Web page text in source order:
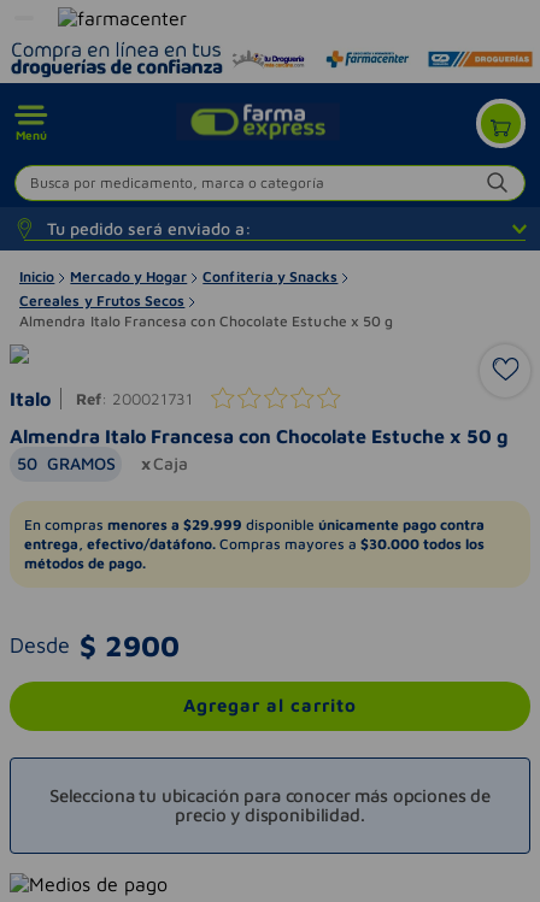
Menú
Busca por medicamento, marca o categoría
Tu pedido será enviado a:
Inicio Mercado y Hogar
Confitería y Snacks
Cereales y Frutos Secos
Almendra Italo Francesa con Chocolate Estuche x 50 g
Italo Ref: 200021731
Almendra Italo Francesa con Chocolate Estuche x 50 g
50 GRAMOS Caja
En compras menores a $29.999 disponible únicamente pago contra
entrega, efectivo/datáfono. Compras mayores a $30.000 todos los
métodos de pago.
Desde $ 2900
Agregar al carrito
Selecciona tu ubicación para conocer más opciones de
precio y disponibilidad.